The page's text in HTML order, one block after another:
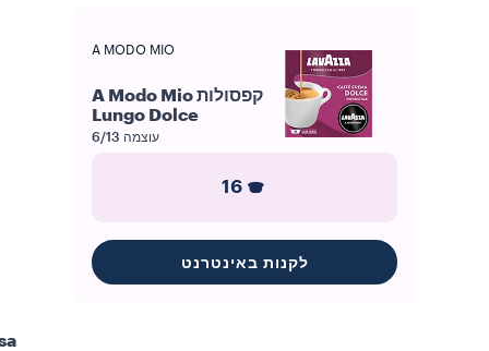
A MODO MIO
קפסולות A Modo Mio
Lungo Dolce
עוצמה 6/13
16
לקנות באינטרנט